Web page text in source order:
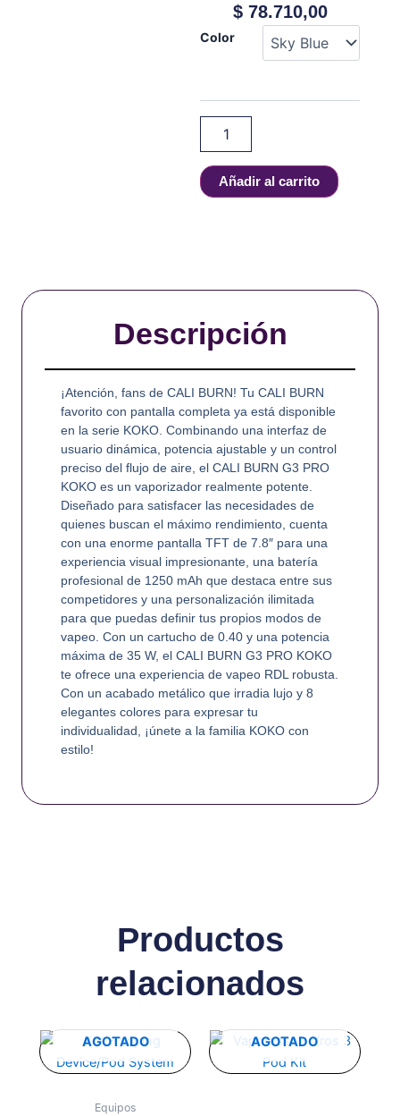
$78.710,00
Color
Uwell
Pro
KOKO
cantidad
Añadir al carrito
Descripción
¡Atención, fans de CALI BURN! Tu CALI BURN
favorito con pantalla completa ya está disponible
en la serie KOKO. Combinando una interfaz de
usuario dinámica, potencia ajustable y un control
preciso del flujo de aire, el CALI BURN G3 PRO
KOKO es un vaporizador realmente potente.
Diseñado para satisfacer las necesidades de
quienes buscan el máximo rendimiento, cuenta
con una enorme pantalla TFT de 7.8″ para una
experiencia visual impresionante, una batería
profesional de 1250 mAh que destaca entre sus
competidores y una personalización ilimitada
para que puedas definir tus propios modos de
vapeo. Con un cartucho de 0.40 y una potencia
máxima de 35 W, el CALI BURN G3 PRO KOKO
te ofrece una experiencia de vapeo RDL robusta.
Con un acabado metálico que irradia lujo y 8
elegantes colores para expresar tu
individualidad, ¡únete a la familia KOKO con
estilo!
Productos
relacionados
AGOTADO
Equipos
AGOTADO
Este
producto